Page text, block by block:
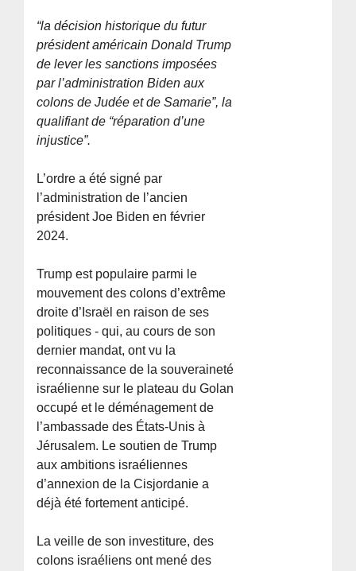
“la décision historique du futur
président américain Donald Trump
de lever les sanctions imposées
par l’administration Biden aux
colons de Judée et de Samarie”, la
qualifiant de “réparation d’une
injustice”.
L’ordre a été signé par
l’administration de l’ancien
président Joe Biden en février
2024.
Trump est populaire parmi le
mouvement des colons d’extrême
droite d’Israël en raison de ses
politiques - qui, au cours de son
dernier mandat, ont vu la
reconnaissance de la souveraineté
israélienne sur le plateau du Golan
occupé et le déménagement de
l’ambassade des États-Unis à
Jérusalem. Le soutien de Trump
aux ambitions israéliennes
d’annexion de la Cisjordanie a
déjà été fortement anticipé.
La veille de son investiture, des
colons israéliens ont mené des